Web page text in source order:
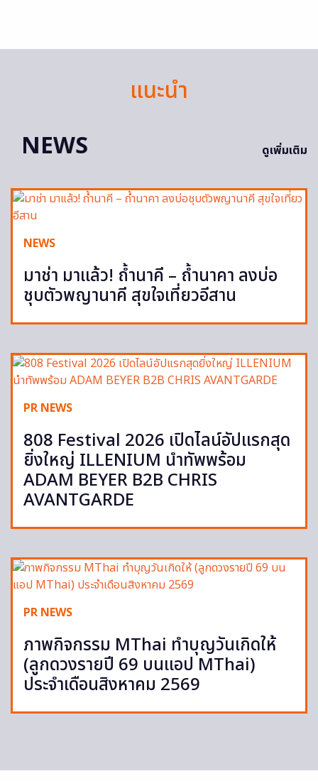
แนะนำ
NEWS
ดูเพิ่มเติม
NEWS
มาช่า มาแล้ว! ถ้ำนาคี – ถ้ำนาคา ลงบ่อ
ชุบตัวพญานาคี สุขใจเที่ยวอีสาน
PR NEWS
808 Festival 2026 เปิดไลน์อัปแรกสุด
ยิ่งใหญ่ ILLENIUM นำทัพพร้อม
ADAM BEYER B2B CHRIS
AVANTGARDE
PR NEWS
ภาพกิจกรรม MThai ทำบุญวันเกิดให้
(ลูกดวงรายปี 69 บนแอป MThai)
ประจำเดือนสิงหาคม 2569